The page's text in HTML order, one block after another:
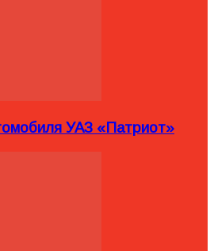
УАЗ «Патриот»